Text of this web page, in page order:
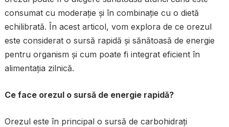
consumat cu moderație și în combinație cu o dietă
echilibrată. În acest articol, vom explora de ce orezul
este considerat o sursă rapidă și sănătoasă de energie
pentru organism și cum poate fi integrat eficient în
alimentația zilnică.
Ce face orezul o sursă de energie rapidă?
Orezul este în principal o sursă de carbohidrați